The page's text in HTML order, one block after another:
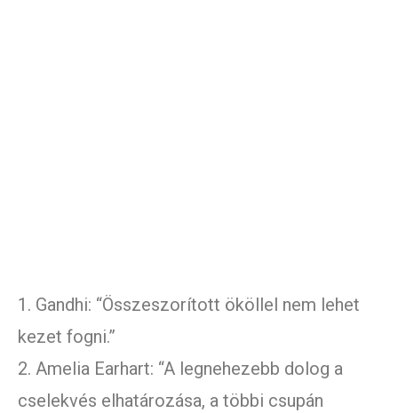
1. Gandhi: “Összeszorított ököllel nem lehet
kezet fogni.”
2. Amelia Earhart: “A legnehezebb dolog a
cselekvés elhatározása, a többi csupán